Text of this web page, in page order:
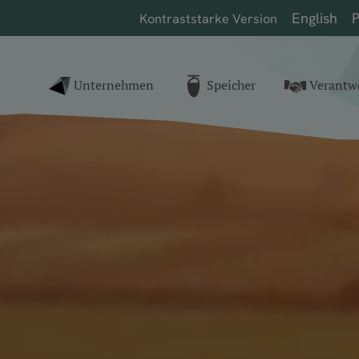
Kontraststarke Version English
Unternehmen
Speicher